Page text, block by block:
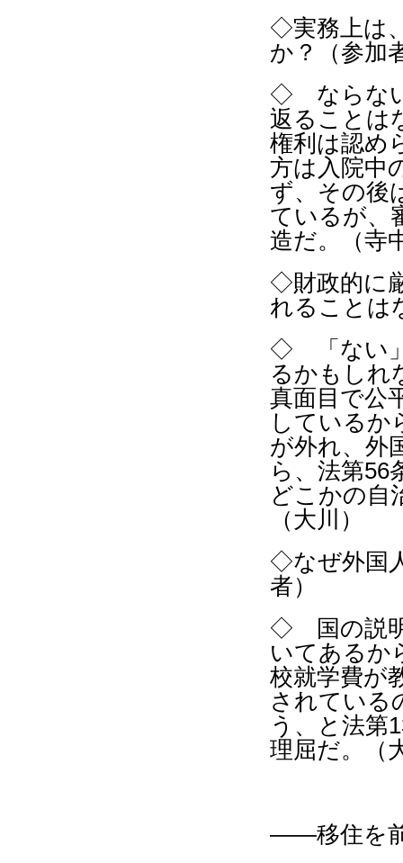
◇実務上は
か？（参加
◇ ならない
返ることは
権利は認め
方は入院中
ず、その後
ているが、
造だ。（寺
◇財政的に
れることは
◇ 「ない」
るかもしれ
真面目で公
しているか
が外れ、外
ら、法第56
どこかの自
（大川）
◇なぜ外国
者）
◇ 国の説明
いてあるか
校就学費が
されている
う、と法第
理屈だ。（
――移住を